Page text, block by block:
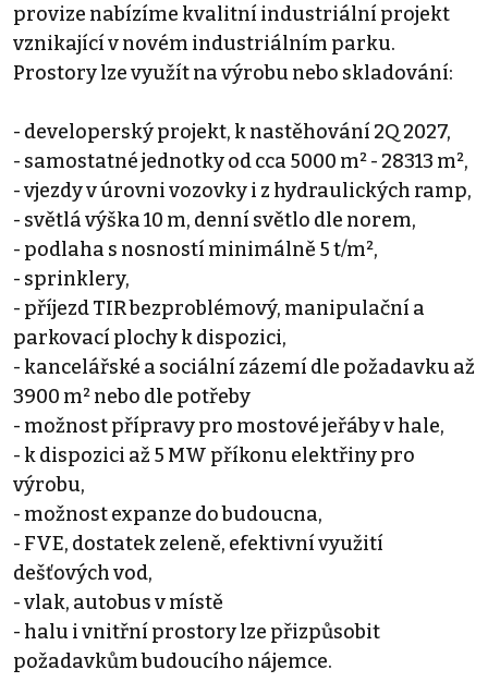
provize nabízíme kvalitní industriální projekt
vznikající v novém industriálním parku.
Prostory lze využít na výrobu nebo skladování:
- developerský projekt, k nastěhování 2Q 2027,
- samostatné jednotky od cca 5000 m² - 28313 m²,
- vjezdy v úrovni vozovky i z hydraulických ramp,
- světlá výška 10 m, denní světlo dle norem,
- podlaha s nosností minimálně 5 t/m²,
- sprinklery,
- příjezd TIR bezproblémový, manipulační a
parkovací plochy k dispozici,
- kancelářské a sociální zázemí dle požadavku až
3900 m² nebo dle potřeby
- možnost přípravy pro mostové jeřáby v hale,
- k dispozici až 5 MW příkonu elektřiny pro
výrobu,
- možnost expanze do budoucna,
- FVE, dostatek zeleně, efektivní využití
dešťových vod,
- vlak, autobus v místě
- halu i vnitřní prostory lze přizpůsobit
požadavkům budoucího nájemce.